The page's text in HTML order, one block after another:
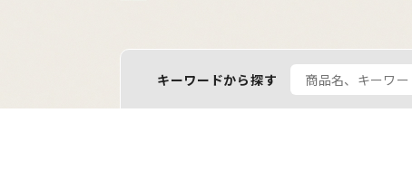
キーワードから探す